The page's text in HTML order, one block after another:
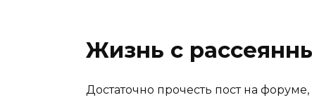
Жизнь с
Достаточно прочесть пост на